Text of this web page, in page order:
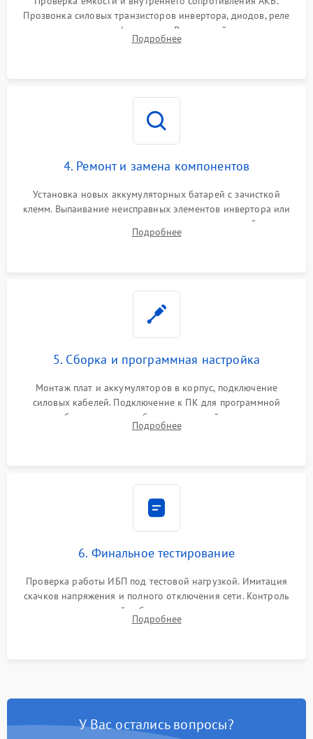
Неисправность системы
1500 ₽
1500 ₽
Прозвонка силовых транзисторов инвертора, диодов, реле
переключения и трансформатора. Визуальный поиск вздутых
конденсаторов и прогаров на печатной плате.
Подробнее
4. Ремонт и замена компонентов
Установка новых аккумуляторных батарей с зачисткой
клемм. Выпаивание неисправных элементов инвертора или
цепи зарядки и монтаж новых радиодеталей.
Восстановление поврежденных токоведущих дорожек и
Подробнее
5. Сборка и программная настройка
Монтаж плат и аккумуляторов в корпус, подключение
силовых кабелей. Подключение к ПК для программной
калибровки констант батареи, настройки порогов
срабатывания AVR и сброса счетчиков старения АКБ.
Подробнее
6. Финальное тестирование
Проверка работы ИБП под тестовой нагрузкой. Имитация
скачков напряжения и полного отключения сети. Контроль
времени автономной работы, температурного режима и
корректности формы выходного сигнала.
Подробнее
У Вас остались вопросы?